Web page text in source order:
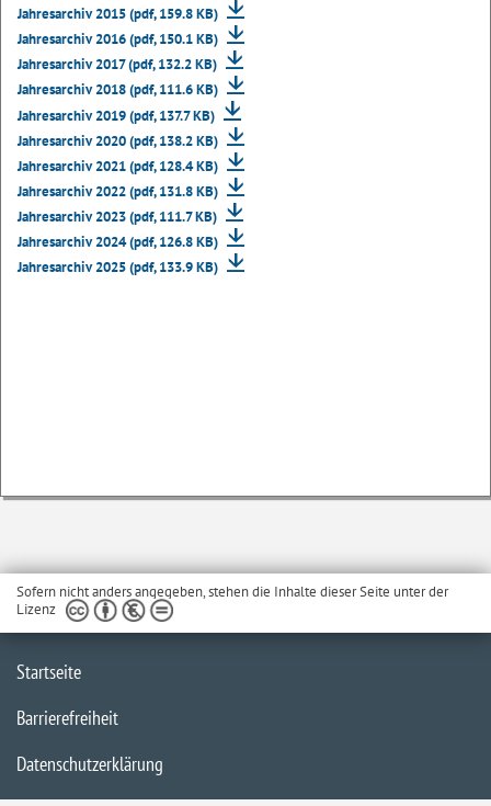
Jahresarchiv 2015 (pdf, 159.8 KB)
Jahresarchiv 2016 (pdf, 150.1 KB)
Jahresarchiv 2017 (pdf, 132.2 KB)
Jahresarchiv 2018 (pdf, 111.6 KB)
Jahresarchiv 2019 (pdf, 137.7 KB)
Jahresarchiv 2020 (pdf, 138.2 KB)
Jahresarchiv 2021 (pdf, 128.4 KB)
Jahresarchiv 2022 (pdf, 131.8 KB)
Jahresarchiv 2023 (pdf, 111.7 KB)
Jahresarchiv 2024 (pdf, 126.8 KB)
Jahresarchiv 2025 (pdf, 133.9 KB)
Sofern nicht anders angegeben, stehen die Inhalte dieser Seite unter der
Lizenz
Startseite
Barrierefreiheit
Datenschutzerklärung